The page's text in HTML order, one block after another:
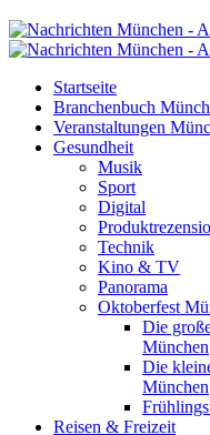
Startseite
Branchenbuch
Veranstaltungen
Gesundheit
Musik
Sport
Digital
Technik
Kino & TV
Panorama
Oktoberfest
Die
München
Die
München
Reisen & Freizeit